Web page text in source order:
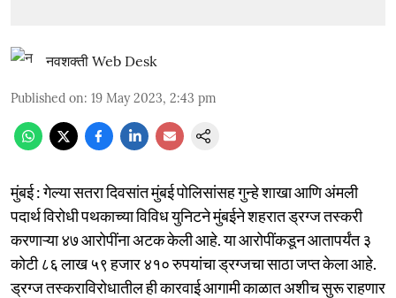
नवशक्ती Web Desk
Published on: 19 May 2023, 2:43 pm
मुंबई : गेल्या सतरा दिवसांत मुंबई पोलिसांसह गुन्हे शाखा आणि अंमली
पदार्थ विरोधी पथकाच्या विविध युनिटने मुंबईने शहरात ड्रग्ज तस्करी
करणाऱ्या ४७ आरोपींना अटक केली आहे. या आरोपींकडून आतापर्यंत ३
कोटी ८६ लाख ५९ हजार ४१० रुपयांचा ड्रग्जचा साठा जप्त केला आहे.
ड्रग्ज तस्कराविरोधातील ही कारवाई आगामी काळात अशीच सुरू राहणार